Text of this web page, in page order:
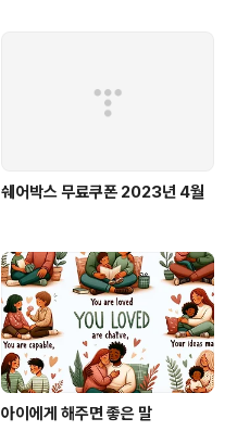
쉐어박스 무료쿠폰 2023년 4월
아이에게 해주면 좋은 말